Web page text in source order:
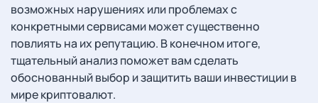
возможных нарушениях или проблемах с
конкретными сервисами может существенно
повлиять на их репутацию. В конечном итоге,
тщательный анализ поможет вам сделать
обоснованный выбор и защитить ваши инвестиции в
мире криптовалют.